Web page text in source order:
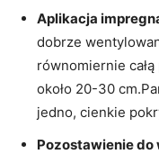
Aplikacja
dobrze
równomiernie
około 20-30
jedno, cienkie
Pozostawienie do